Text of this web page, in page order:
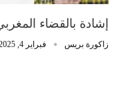
إشادة بالقضاء
زاكورة بريس فبراير 4, 2025